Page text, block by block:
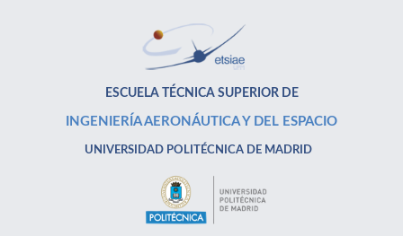
ESCUELA TÉCNICA SUPERIOR DE
INGENIERÍA AERONÁUTICA Y DEL ESPACIO
UNIVERSIDAD POLITÉCNICA DE MADRID